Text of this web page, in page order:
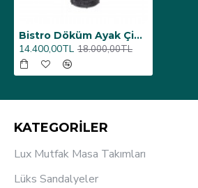
Bistro Döküm Ayak Çipa-6075 Masa - (Werzalit, Wermodin ve Allzalit Tabla 70 cm çap) - Palazzo
14.400,00TL 18.000,00TL
KATEGORİLER
Lux Mutfak Masa Takımları
Lüks Sandalyeler